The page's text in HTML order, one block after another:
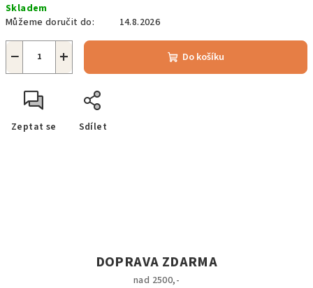
cena:
Skladem
Můžeme doručit do:
14.8.2026
+
− Do košíku
Zeptat se Sdílet
DOPRAVA ZDARMA
nad 2500,-